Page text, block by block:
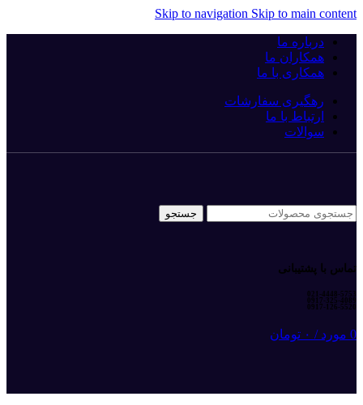
Skip to navigation Skip to main content
درباره ما
همکاران ما
همکاری با ما
رهگیری سفارشات
ارتباط با ما
سوالات
جستجو
تماس با پشتیبانی
021-4448-5753
0917-325-4089
0917-126-5520
0 مورد / ۰ تومان